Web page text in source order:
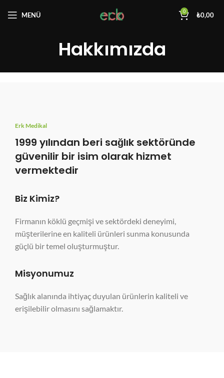
MENÜ 0 ₺0,00
Hakkımızda
Erk Medikal
1999 yılından beri sağlık sektöründe
güvenilir bir isim olarak hizmet
vermektedir
Biz Kimiz?
Firmanın köklü geçmişi ve sektördeki deneyimi,
müşterilerine en kaliteli ürünleri sunma konusunda
güçlü bir temel oluşturmuştur.
Misyonumuz
Sağlık alanında ihtiyaç duyulan ürünlerin kaliteli ve
erişilebilir olmasını sağlamaktır.